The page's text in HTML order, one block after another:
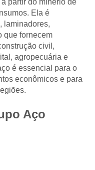
Ela é
laminadores,
que fornecem
civil,
agropecuária e
é essencial para o
econômicos e para
Aço